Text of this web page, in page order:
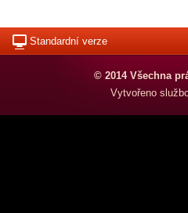
Standardní verze
© 2014 Všechna
Vytvořeno